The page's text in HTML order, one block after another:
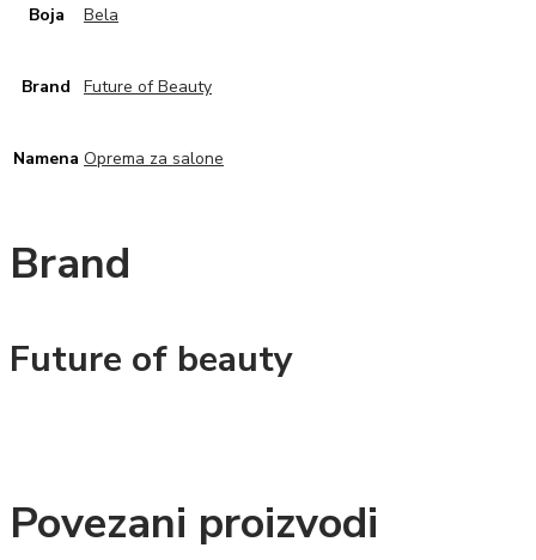
Boja Bela
Brand Future of Beauty
Namena Oprema za salone
Brand
Future of beauty
Povezani proizvodi